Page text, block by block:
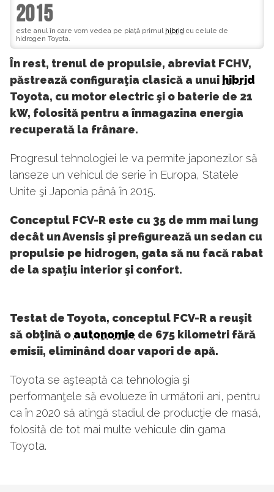
2015
este anul în care vom vedea pe piaţă primul hibrid cu celule de
hidrogen Toyota.
În rest, trenul de propulsie, abreviat FCHV,
păstrează configuraţia clasică a unui hibrid
Toyota, cu motor electric şi o baterie de 21
kW, folosită pentru a înmagazina energia
recuperată la frânare.
Progresul tehnologiei le va permite japonezilor să
lanseze un vehicul de serie în Europa, Statele
Unite şi Japonia până în 2015.
Conceptul FCV-R este cu 35 de mm mai lung
decât un Avensis şi prefigurează un sedan cu
propulsie pe hidrogen, gata să nu facă rabat
de la spaţiu interior şi confort.
Testat de Toyota, conceptul FCV-R a reuşit
să obţină o autonomie de 675 kilometri fără
emisii, eliminând doar vapori de apă.
Toyota se aşteaptă ca tehnologia şi
performanţele să evolueze în următorii ani, pentru
ca în 2020 să atingă stadiul de producţie de masă,
folosită de tot mai multe vehicule din gama
Toyota.